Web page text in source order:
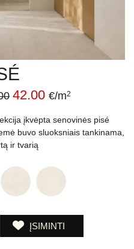
42.00 €/m2
įkvėpta senovinės pisé
buvo sluoksniais tankinama,
ir tvarią
ĮSIMINTI